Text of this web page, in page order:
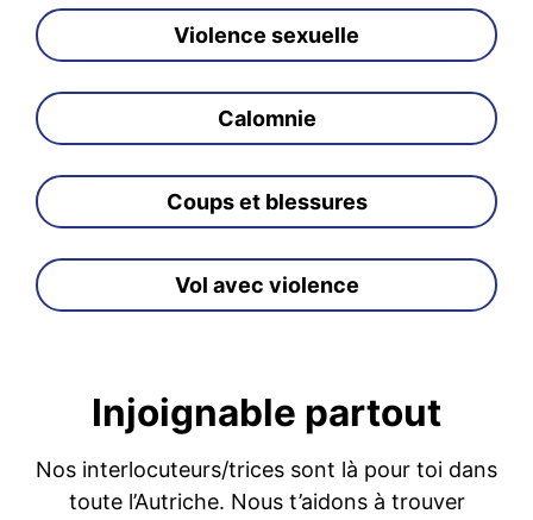
Violence sexuelle
Calomnie
Coups et blessures
Vol avec violence
Injoignable partout
Nos interlocuteurs/trices sont là pour toi dans
toute l’Autriche. Nous t’aidons à trouver